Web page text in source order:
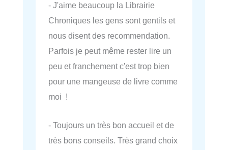
- J'aime beaucoup la Librairie
Chroniques les gens sont gentils et
nous disent des recommendation.
Parfois je peut même rester lire un
peu et franchement c'est trop bien
pour une mangeuse de livre comme
moi !
- Toujours un très bon accueil et de
très bons conseils. Très grand choix